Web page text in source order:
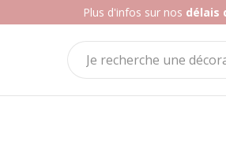
Plus d'infos sur nos délais